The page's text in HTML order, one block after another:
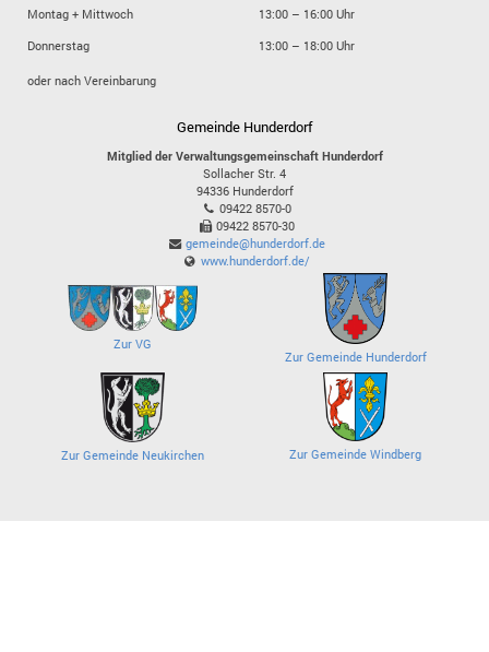
Montag + Mittwoch
13:00 – 16:00 Uhr
Donnerstag
13:00 – 18:00 Uhr
oder nach Vereinbarung
Gemeinde Hunderdorf
Mitglied der Verwaltungsgemeinschaft Hunderdorf
Sollacher Str. 4
94336 Hunderdorf
09422 8570-0
09422 8570-30
gemeinde@hunderdorf.de
www.hunderdorf.de/
Zur VG
Zur Gemeinde Hunderdorf
Zur Gemeinde Neukirchen Zur Gemeinde Windberg